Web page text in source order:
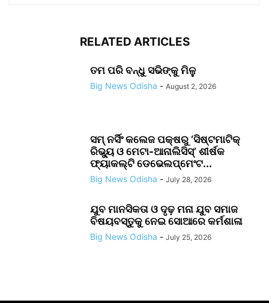
RELATED ARTICLES
ତମ ପରି ବନ୍ଧୁ ସଭିଙ୍କୁ ମିଳୁ
Big News Odisha - August 2, 2026
ସମ୍ ନର୍ସିଂ କଲେଜ ପକ୍ଷରୁ ‘ସିଷ୍ଟମାଟିକ୍
ରିଭ୍ୟୁ ଓ ମେଟା-ଆନାଲିସିସ୍‌’ ଶୀର୍ଷକ
ଫ୍ୟାକଲ୍ଟି ଡେଭେଲପ୍‌ମେଂଟ...
Big News Odisha - July 28, 2026
ଯୁବ ମାନସିକତା ଓ ଦୃଢ଼ ମନା ଯୁବ ସମାଜ
ବିଷୟବସ୍ତୁକୁ ନେଇ ସୋଆରେ କର୍ମଶାଳା
Big News Odisha - July 25, 2026